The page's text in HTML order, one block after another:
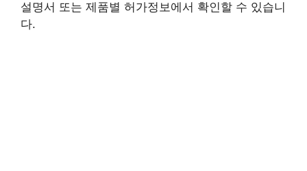
설명서 또는 제품별 허가정보에서 확인할 수 있습니
다.